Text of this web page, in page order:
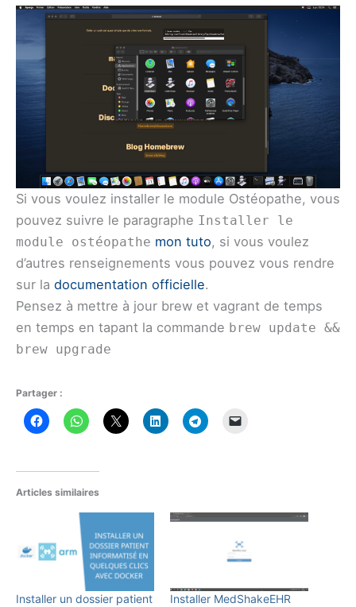
Si vous voulez installer le module Ostéopathe, vous
pouvez suivre le paragraphe Installer le
module ostéopathe mon tuto, si vous voulez
d’autres renseignements vous pouvez vous rendre
sur la documentation officielle.
Pensez à mettre à jour brew et vagrant de temps
en temps en tapant la commande brew update &&
brew upgrade
Partager :
Articles similaires
Installer un dossier patient
Installer MedShakeEHR